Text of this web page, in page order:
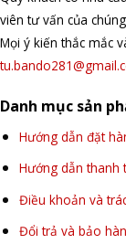
viên tư vấn của
Mọi ý kiến thắc mắc
Danh mục sản
Hướng dẫn đặt
Hướng dẫn thanh
Điều khoản và
Đổi trả và bảo